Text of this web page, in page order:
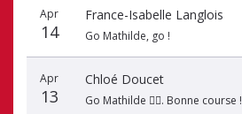
Apr
14
France-Isabelle Langlois
Go Mathilde, go !
Apr
13
Chloé Doucet
Go Mathilde 🏃‍♀️. Bonne course !